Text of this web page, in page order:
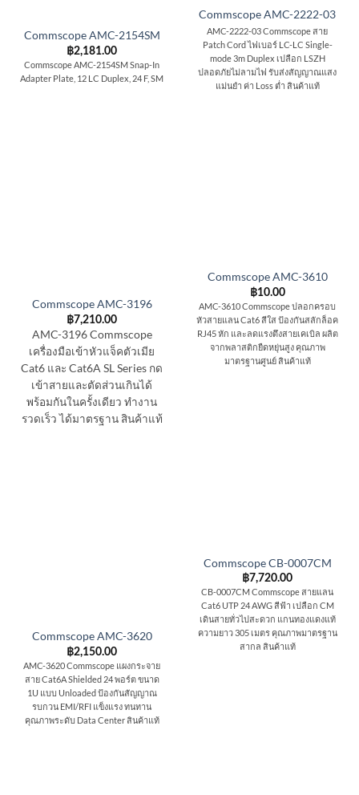
Commscope AMC-2154SM
฿2,181.00
Commscope AMC-2154SM Snap-In
Adapter Plate, 12 LC Duplex, 24 F, SM
Commscope AMC-2222-03
AMC-2222-03 Commscope สาย
Patch Cord ไฟเบอร์ LC-LC Single-
mode 3m Duplex เปลือก LSZH
ปลอดภัยไม่ลามไฟ รับส่งสัญญาณแสง
แม่นยำ ค่า Loss ต่ำ สินค้าแท้
Commscope AMC-3196
฿7,210.00
AMC-3196 Commscope
เครื่องมือเข้าหัวแจ็คตัวเมีย
Cat6 และ Cat6A SL Series กด
เข้าสายและตัดส่วนเกินได้
พร้อมกันในครั้งเดียว ทำงาน
รวดเร็ว ได้มาตรฐาน สินค้าแท้
Commscope AMC-3610
฿10.00
AMC-3610 Commscope ปลอกครอบ
หัวสายแลน Cat6 สีใส ป้องกันสลักล็อค
RJ45 หัก และลดแรงตึงสายเคเบิล ผลิต
จากพลาสติกยืดหยุ่นสูง คุณภาพ
มาตรฐานศูนย์ สินค้าแท้
Commscope AMC-3620
฿2,150.00
AMC-3620 Commscope แผงกระจาย
สาย Cat6A Shielded 24 พอร์ต ขนาด
1U แบบ Unloaded ป้องกันสัญญาณ
รบกวน EMI/RFI แข็งแรง ทนทาน
คุณภาพระดับ Data Center สินค้าแท้
Commscope CB-0007CM
฿7,720.00
CB-0007CM Commscope สายแลน
Cat6 UTP 24 AWG สีฟ้า เปลือก CM
เดินสายทั่วไปสะดวก แกนทองแดงแท้
ความยาว 305 เมตร คุณภาพมาตรฐาน
สากล สินค้าแท้